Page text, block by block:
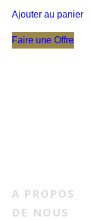
Ajouter au panier
Faire une Offre
A PROPOS
DE NOUS